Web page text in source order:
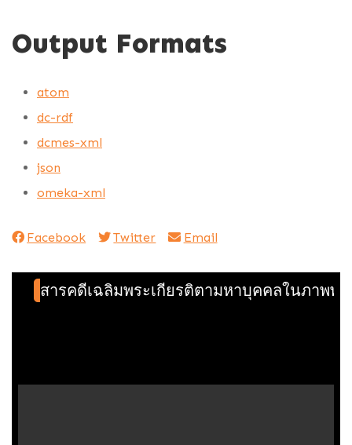
Output Formats
atom
dc-rdf
dcmes-xml
json
omeka-xml
Facebook Twitter Email
สารคดีเฉลิมพระเกียรติตามหาบุคคลในภาพ